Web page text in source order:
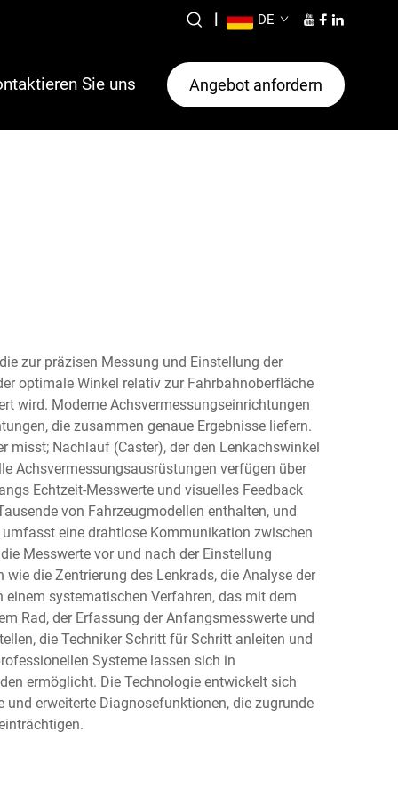
| DE
Sie uns Angebot anfordern
zur präzisen Messung und Einstellung der
optimale Winkel relativ zur Fahrbahnoberfläche
wird. Moderne Achsvermessungseinrichtungen
die zusammen genaue Ergebnisse liefern.
misst; Nachlauf (Caster), der den Lenkachswinkel
Achsvermessungsausrüstungen verfügen über
Echtzeit-Messwerte und visuelles Feedback
von Fahrzeugmodellen enthalten, und
eine drahtlose Kommunikation zwischen
Messwerte vor und nach der Einstellung
die Zentrierung des Lenkrads, die Analyse der
systematischen Verfahren, das mit dem
Rad, der Erfassung der Anfangsmesswerte und
die Techniker Schritt für Schritt anleiten und
Systeme lassen sich in
ermöglicht. Die Technologie entwickelt sich
erweiterte Diagnosefunktionen, die zugrunde